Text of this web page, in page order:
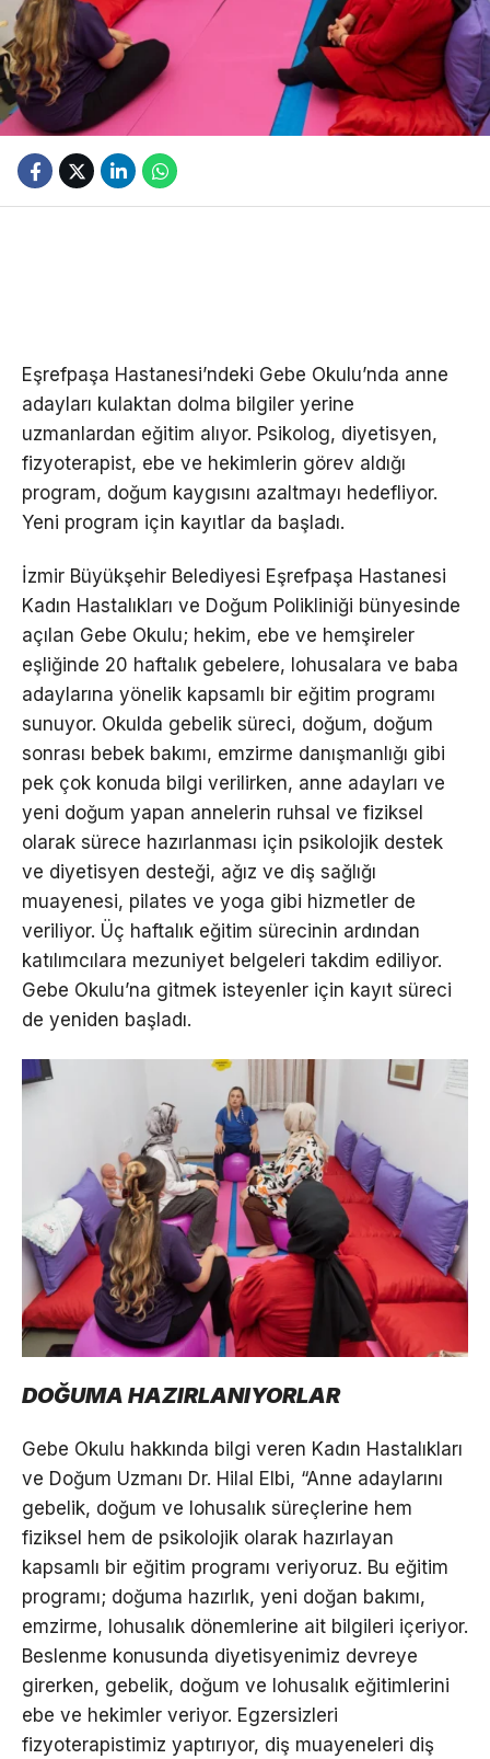
Eşrefpaşa Hastanesi’ndeki Gebe Okulu’nda anne
adayları kulaktan dolma bilgiler yerine
uzmanlardan eğitim alıyor. Psikolog, diyetisyen,
fizyoterapist, ebe ve hekimlerin görev aldığı
program, doğum kaygısını azaltmayı hedefliyor.
Yeni program için kayıtlar da başladı.
İzmir Büyükşehir Belediyesi Eşrefpaşa Hastanesi
Kadın Hastalıkları ve Doğum Polikliniği bünyesinde
açılan Gebe Okulu; hekim, ebe ve hemşireler
eşliğinde 20 haftalık gebelere, lohusalara ve baba
adaylarına yönelik kapsamlı bir eğitim programı
sunuyor. Okulda gebelik süreci, doğum, doğum
sonrası bebek bakımı, emzirme danışmanlığı gibi
pek çok konuda bilgi verilirken, anne adayları ve
yeni doğum yapan annelerin ruhsal ve fiziksel
olarak sürece hazırlanması için psikolojik destek
ve diyetisyen desteği, ağız ve diş sağlığı
muayenesi, pilates ve yoga gibi hizmetler de
veriliyor. Üç haftalık eğitim sürecinin ardından
katılımcılara mezuniyet belgeleri takdim ediliyor.
Gebe Okulu’na gitmek isteyenler için kayıt süreci
de yeniden başladı.
DOĞUMA HAZIRLANIYORLAR
Gebe Okulu hakkında bilgi veren Kadın Hastalıkları
ve Doğum Uzmanı Dr. Hilal Elbi, “Anne adaylarını
gebelik, doğum ve lohusalık süreçlerine hem
fiziksel hem de psikolojik olarak hazırlayan
kapsamlı bir eğitim programı veriyoruz. Bu eğitim
programı; doğuma hazırlık, yeni doğan bakımı,
emzirme, lohusalık dönemlerine ait bilgileri içeriyor.
Beslenme konusunda diyetisyenimiz devreye
girerken, gebelik, doğum ve lohusalık eğitimlerini
ebe ve hekimler veriyor. Egzersizleri
fizyoterapistimiz yaptırıyor, diş muayeneleri diş